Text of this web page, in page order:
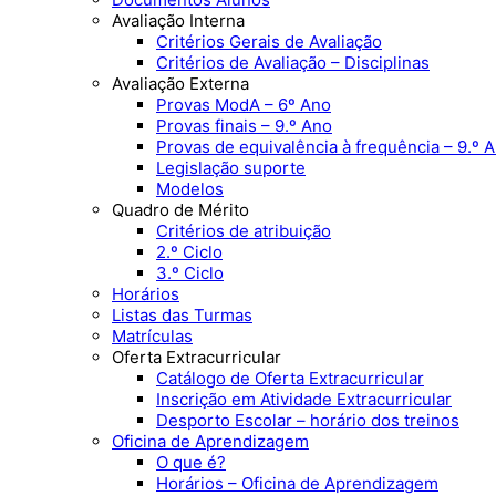
Avaliação Interna
Critérios Gerais de Avaliação
Critérios de Avaliação – Disciplinas
Avaliação Externa
Provas ModA – 6º Ano
Provas finais – 9.º Ano
Provas de equivalência à frequência – 9.º
Legislação suporte
Modelos
Quadro de Mérito
Critérios de atribuição
2.º Ciclo
3.º Ciclo
Horários
Listas das Turmas
Matrículas
Oferta Extracurricular
Catálogo de Oferta Extracurricular
Inscrição em Atividade Extracurricular
Desporto Escolar – horário dos treinos
Oficina de Aprendizagem
O que é?
Horários – Oficina de Aprendizagem